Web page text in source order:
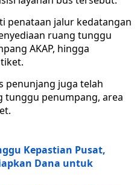
penataan jalur kedatangan
ruang tunggu
AKAP, hingga
penunjang juga telah
penumpang, area
Kepastian Pusat,
Dana untuk